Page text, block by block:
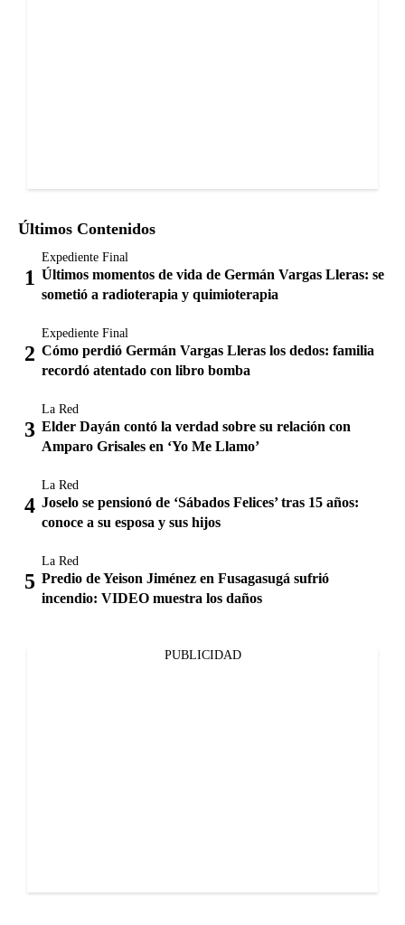
Últimos Contenidos
Expediente Final
Últimos momentos de vida de Germán Vargas Lleras: se
sometió a radioterapia y quimioterapia
Expediente Final
Cómo perdió Germán Vargas Lleras los dedos: familia
recordó atentado con libro bomba
La Red
Elder Dayán contó la verdad sobre su relación con
Amparo Grisales en ‘Yo Me Llamo’
La Red
Joselo se pensionó de ‘Sábados Felices’ tras 15 años:
conoce a su esposa y sus hijos
La Red
Predio de Yeison Jiménez en Fusagasugá sufrió
incendio: VIDEO muestra los daños
PUBLICIDAD